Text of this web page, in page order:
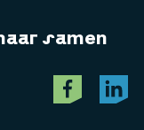
samen